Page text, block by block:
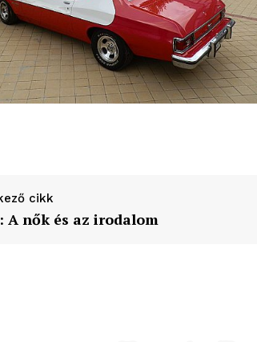
cikk
A nők és az irodalom